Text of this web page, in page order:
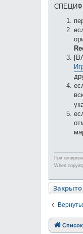
е
При
When
Закрыто